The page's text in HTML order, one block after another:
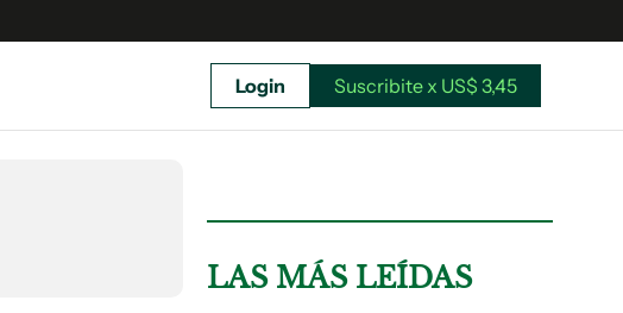
Login Suscribite x US$ 3,45
LAS MÁS LEÍDAS